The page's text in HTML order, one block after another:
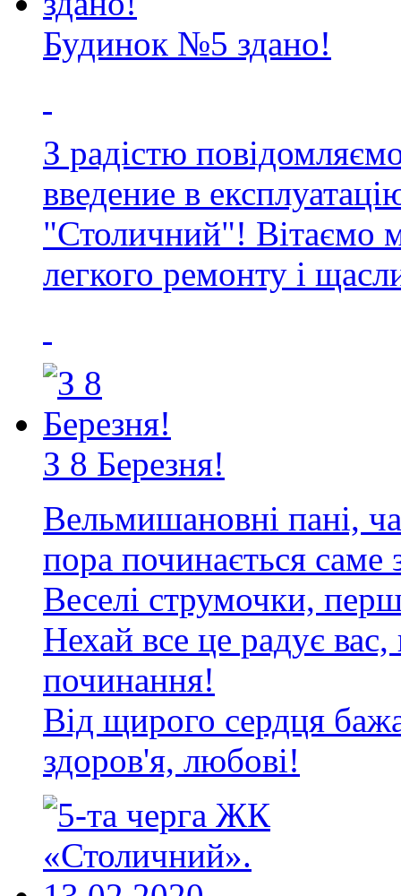
Будинок №5 здано!
З радістю
введение в
"Столичний"! Вітаємо
легкого ремонту і
З 8 Березня!
Вельмишановні пані,
пора починається саме
Веселі струмочки,
Нехай все це радує
починання!
Від щирого сердця
здоров'я, любові!